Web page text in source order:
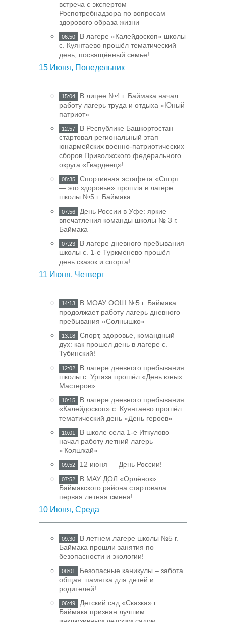
встреча с экспертом
Роспотребнадзора по вопросам
здорового образа жизни
06:50 В лагере «Калейдоскоп» школы
с. Куянтаево прошёл тематический
день, посвящённый семье!
15 Июня, Понедельник
15:04 В лицее №4 г. Баймака начал
работу лагерь труда и отдыха «Юный
патриот»
12:57 В Республике Башкортостан
стартовал региональный этап
юнармейских военно-патриотических
сборов Приволжского федерального
округа «Гвардеец»!
08:35 Спортивная эстафета «Спорт
— это здоровье» прошла в лагере
школы №5 г. Баймака
07:56 День России в Уфе: яркие
впечатления команды школы № 3 г.
Баймака
07:23 В лагере дневного пребывания
школы с. 1-е Туркменево прошёл
день сказок и спорта!
11 Июня, Четверг
14:13 В МОАУ ООШ №5 г. Баймака
продолжает работу лагерь дневного
пребывания «Солнышко»
13:18 Спорт, здоровье, командный
дух: как прошел день в лагере с.
Тубинский!
12:02 В лагере дневного пребывания
школы с. Ургаза прошёл «День юных
Мастеров»
10:15 В лагере дневного пребывания
«Калейдоскоп» с. Куянтаево прошёл
тематический день «День героев»
10:01 В школе села 1-е Иткулово
начал работу летний лагерь
«Ҡояшҡай»
09:52 12 июня — День России!
07:52 В МАУ ДОЛ «Орлёнок»
Баймакского района стартовала
первая летняя смена!
10 Июня, Среда
09:30 В летнем лагере школы №5 г.
Баймака прошли занятия по
безопасности и экологии!
08:01 Безопасные каникулы – забота
общая: памятка для детей и
родителей!
06:49 Детский сад «Сказка» г.
Баймака признан лучшим